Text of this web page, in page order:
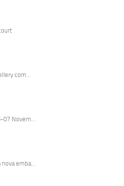
com...
07 Novem...
emba...